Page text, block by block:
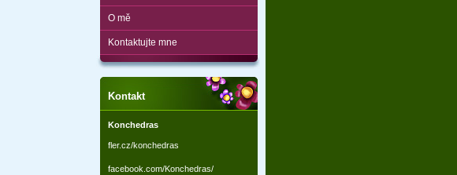
O mě
Kontaktujte mne
Kontakt
Konchedras
fler.cz/konchedras
facebook.com/Konchedras/